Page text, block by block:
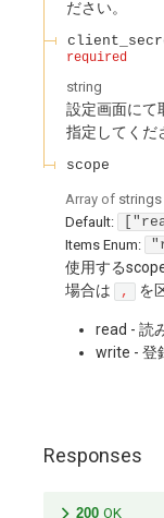
ださい。
required
string
設定画面にて
指定してくだ
scope
Array of strings
Default:
Items Enum:
使用する
場合は
, を
read - 読
write - 登
Responses
200 OK